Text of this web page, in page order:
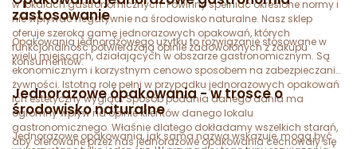
w lokalach gastronomicznych. Powinny spełniać określone normy i
nie wpływać negatywnie na środowisko naturalne. Nasz sklep
oferuje szeroką gamę jednorazowych opakowań, których
funkcjonalność potwierdzają opinie zadowolonych z zakupu
konsumentów.
zastosowanie
Opakowania jednorazowego użytku to rozwiązanie stosowane w
wielu miejscach, działających w obszarze gastronomicznym. Są
ekonomicznym i korzystnym cenowo sposobem na zabezpieczanie
żywności. Istotną rolę pełni w przypadku jednorazowych opakowań
ich estetyczny wygląd. Sposób podania danego dania ma
ogromny wpływ na opinie klientów danego lokalu
gastronomicznego. Właśnie dlatego dokładamy wszelkich starań,
aby oferowane przez nas jednorazowe opakowania cechowały się
Jednorazowe opakowania - w trosce o
środowisko naturalne
Jednorazowe opakowania, jak sama nazwa wskazuje, mogą być